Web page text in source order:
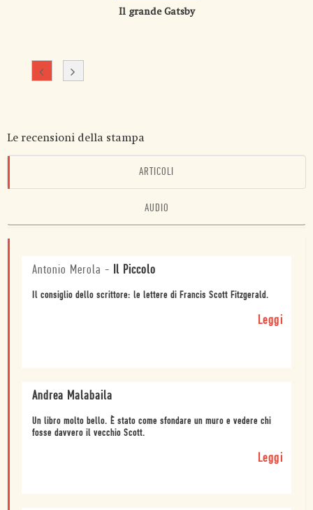
Il grande Gatsby
Le recensioni della stampa
ARTICOLI
AUDIO
Antonio Merola - Il Piccolo
Il consiglio dello scrittore: le lettere di Francis Scott Fitzgerald.
Leggi
Andrea Malabaila
Un libro molto bello. È stato come sfondare un muro e vedere chi
fosse davvero il vecchio Scott.
Leggi